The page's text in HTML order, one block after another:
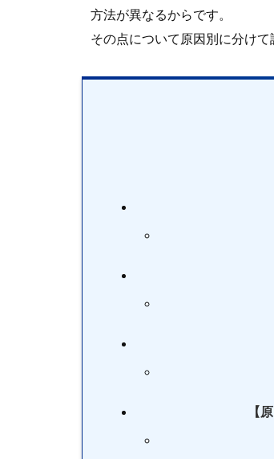
方法が異なるからです。
その点について原因別に分けて
【